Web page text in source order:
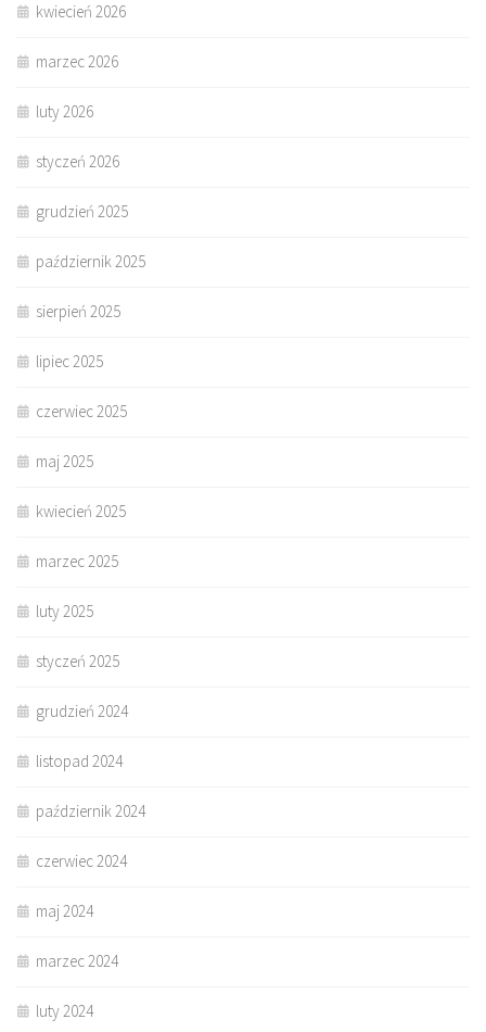
kwiecień 2026
marzec 2026
luty 2026
styczeń 2026
grudzień 2025
październik 2025
sierpień 2025
lipiec 2025
czerwiec 2025
maj 2025
kwiecień 2025
marzec 2025
luty 2025
styczeń 2025
grudzień 2024
listopad 2024
październik 2024
czerwiec 2024
maj 2024
marzec 2024
luty 2024